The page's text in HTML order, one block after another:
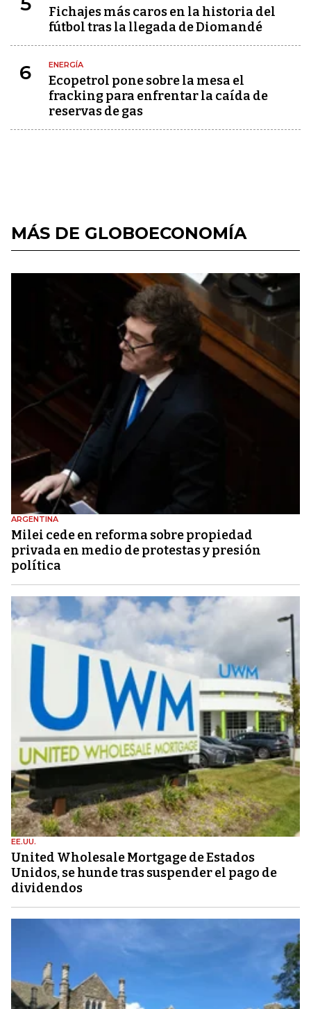
Fichajes más caros en la historia del
fútbol tras la llegada de Diomandé
6 ENERGÍA
Ecopetrol pone sobre la mesa el
fracking para enfrentar la caída de
reservas de gas
MÁS DE GLOBOECONOMÍA
ARGENTINA
Milei cede en reforma sobre propiedad
privada en medio de protestas y presión
política
EE.UU.
United Wholesale Mortgage de Estados
Unidos, se hunde tras suspender el pago de
dividendos